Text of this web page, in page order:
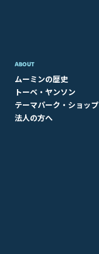
ABOUT​
ムーミンの歴史
トーベ・ヤンソン
テーマパーク・ショップ
法人の方へ